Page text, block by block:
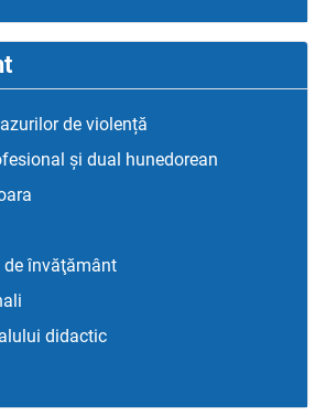
de violență
și dual hunedorean
de învăţământ
didactic